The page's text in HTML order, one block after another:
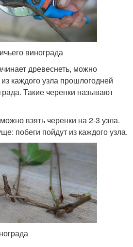
винограда
древеснеть, можно
каждого узла прошлогодней
Такие черенки называют
взять черенки на 2-3 узла.
побеги пойдут из каждого узла.